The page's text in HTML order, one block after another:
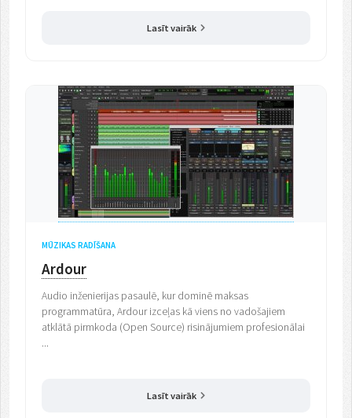
Lasīt vairāk
MŪZIKAS RADĪŠANA
Ardour
Audio inženierijas pasaulē, kur dominē maksas
programmatūra, Ardour izceļas kā viens no vadošajiem
atklātā pirmkoda (Open Source) risinājumiem profesionālai
...
Lasīt vairāk